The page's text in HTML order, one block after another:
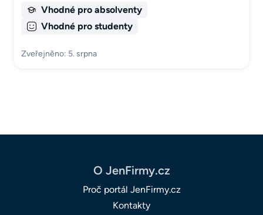
Vhodné pro absolventy
Vhodné pro studenty
Zveřejněno: 5. srpna
O JenFirmy.cz
Proč portál JenFirmy.cz
Kontakty